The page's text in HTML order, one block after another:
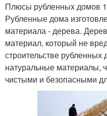
Плюсы рубленных домов
Рубленные дома
материала - дерева.
материал, который не
строительстве рубленных
натуральные материалы,
чистыми и безопасными